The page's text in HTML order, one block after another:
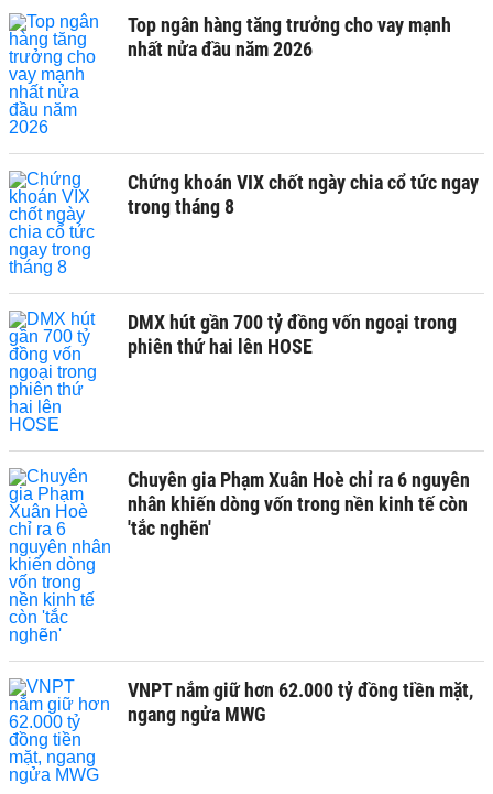
Top ngân hàng tăng trưởng cho vay mạnh
nhất nửa đầu năm 2026
Chứng khoán VIX chốt ngày chia cổ tức ngay
trong tháng 8
DMX hút gần 700 tỷ đồng vốn ngoại trong
phiên thứ hai lên HOSE
Chuyên gia Phạm Xuân Hoè chỉ ra 6 nguyên
nhân khiến dòng vốn trong nền kinh tế còn
'tắc nghẽn'
VNPT nắm giữ hơn 62.000 tỷ đồng tiền mặt,
ngang ngửa MWG